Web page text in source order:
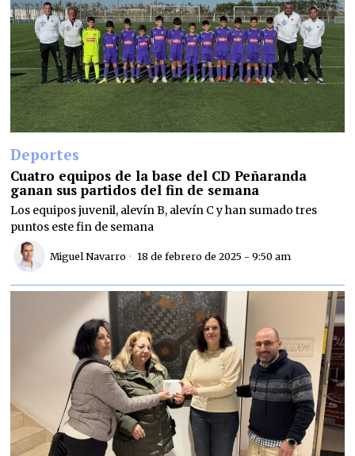
Deportes
Cuatro equipos de la base del CD Peñaranda
ganan sus partidos del fin de semana
Los equipos juvenil, alevín B, alevín C y han sumado tres
puntos este fin de semana
Miguel Navarro 18 de febrero de 2025 - 9:50 am